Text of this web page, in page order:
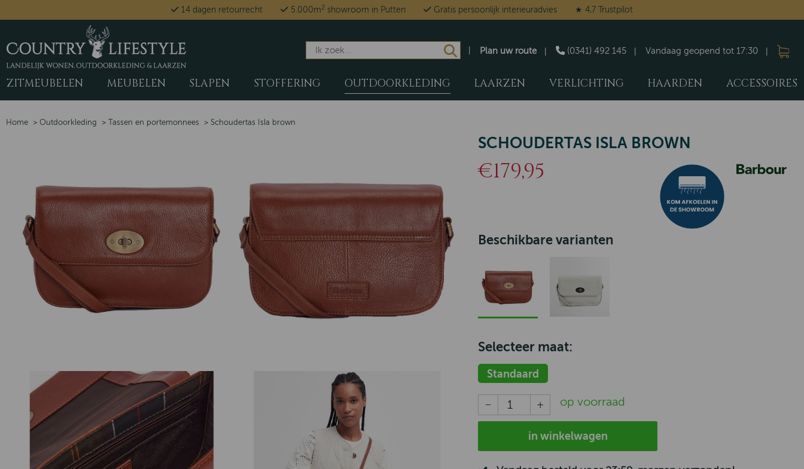
14 dagen retourrecht 5.000m2 showroom in Putten Gratis persoonlijk interieuradvies ★ 4,7 Trustpilot
Vandaag geopend tot 17:30
(0341) 492 145
Plan uw route
ZITMEUBELEN MEUBELEN SLAPEN STOFFERING OUTDOORKLEDING LAARZEN VERLICHTING HAARDEN ACCESSOIRES
Home > Outdoorkleding > Tassen en portemonnees > Schoudertas Isla brown
SCHOUDERTAS ISLA BROWN
€179,95
Beschikbare varianten
Selecteer maat:
Standaard
op voorraad
in winkelwagen